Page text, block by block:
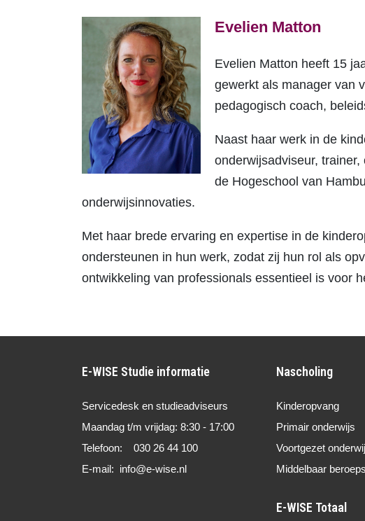
Evelien Matton
Evelien Matton heeft 15
gewerkt als manager van
pedagogisch coach,
Naast haar werk in de
onderwijsadviseur,
de Hogeschool van
onderwijsinnovaties.
Met haar brede ervaring en expertise in de
ondersteunen in hun werk, zodat zij hun rol als
ontwikkeling van professionals essentieel is voor
E-WISE Studie informatie
Servicedesk en studieadviseurs
Maandag t/m vrijdag: 8:30 - 17:00
Telefoon: 030 26 44 100
E-mail: info@e-wise.nl
Nascholing
Kinderopvang
Primair onderwijs
Voortgezet
Middelbaar